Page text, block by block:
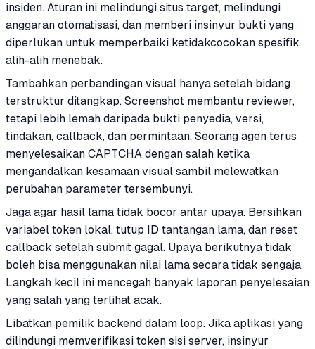
insiden. Aturan ini melindungi situs target, melindungi
anggaran otomatisasi, dan memberi insinyur bukti yang
diperlukan untuk memperbaiki ketidakcocokan spesifik
alih-alih menebak.
Tambahkan perbandingan visual hanya setelah bidang
terstruktur ditangkap. Screenshot membantu reviewer,
tetapi lebih lemah daripada bukti penyedia, versi,
tindakan, callback, dan permintaan. Seorang agen terus
menyelesaikan CAPTCHA dengan salah ketika
mengandalkan kesamaan visual sambil melewatkan
perubahan parameter tersembunyi.
Jaga agar hasil lama tidak bocor antar upaya. Bersihkan
variabel token lokal, tutup ID tantangan lama, dan reset
callback setelah submit gagal. Upaya berikutnya tidak
boleh bisa menggunakan nilai lama secara tidak sengaja.
Langkah kecil ini mencegah banyak laporan penyelesaian
yang salah yang terlihat acak.
Libatkan pemilik backend dalam loop. Jika aplikasi yang
dilindungi memverifikasi token sisi server, insinyur